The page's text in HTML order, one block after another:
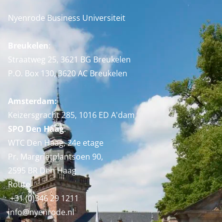
Nyenrode Business Universiteit
Breukelen:
Straatweg 25, 3621 BG Breukelen
P.O. Box 130, 3620 AC Breukelen
Amsterdam:
Keizersgracht 285, 1016 ED A'dam
SPO Den Haag:
WTC Den Haag, 24e etage
Pr. Margrietplantsoen 90,
2595 BR Den Haag
Route
+31 (0)346 29 1211
info@nyenrode.nl